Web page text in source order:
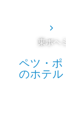
東ボヘ
ペツ・
のホテ